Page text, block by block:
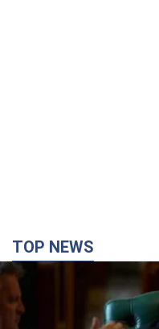
Головною метою нових
доступу Росії до іноземних
24 минуты назад